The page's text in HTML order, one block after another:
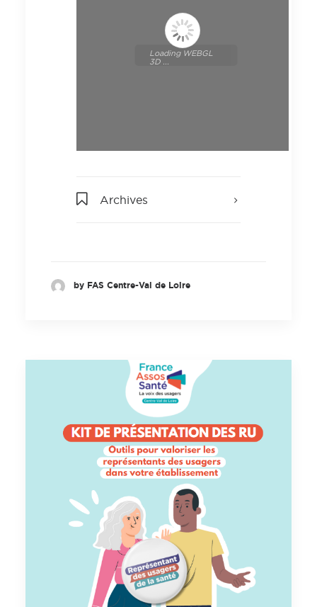
Loading WEBGL
3D ...
Archives
by FAS Centre-Val de Loire